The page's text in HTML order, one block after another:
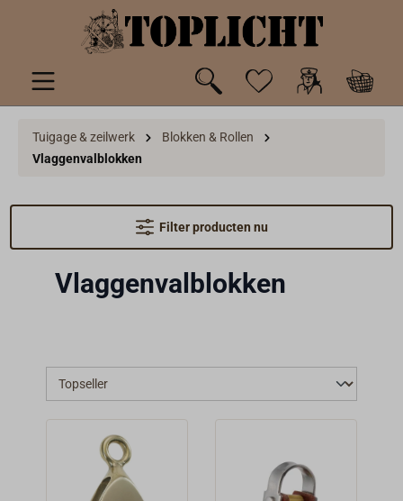
hoofdinhoud
Tuigage & zeilwerk
Blokken & Rollen
Vlaggenvalblokken
Filter producten nu
Vlaggenvalblokken